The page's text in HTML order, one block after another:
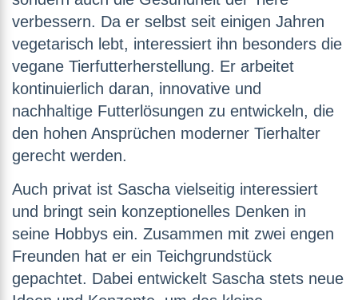
verbessern. Da er selbst seit einigen Jahren
vegetarisch lebt, interessiert ihn besonders die
vegane Tierfutterherstellung. Er arbeitet
kontinuierlich daran, innovative und
nachhaltige Futterlösungen zu entwickeln, die
den hohen Ansprüchen moderner Tierhalter
gerecht werden.
Auch privat ist Sascha vielseitig interessiert
und bringt sein konzeptionelles Denken in
seine Hobbys ein. Zusammen mit zwei engen
Freunden hat er ein Teichgrundstück
gepachtet. Dabei entwickelt Sascha stets neue